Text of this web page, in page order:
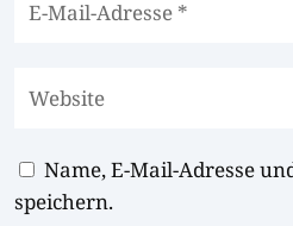
Name, E-Mail-Adresse
speichern.